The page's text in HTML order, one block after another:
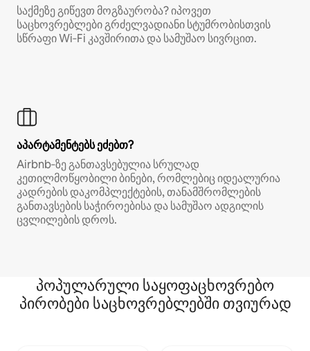
საქმეზე გიწევთ მოგზაურობა? იპოვეთ
საცხოვრებლები გრძელვადიანი სტუმრობისთვის
სწრაფი Wi‑Fi კავშირითა და სამუშაო სივრცით.
აპარტამენტებს ეძებთ?
Airbnb‑ზე განთავსებულია სრულად
კეთილმოწყობილი ბინები, რომლებიც იდეალურია
კადრების დაკომპლექტების, თანამშრომლების
განთავსების საჭიროებისა და სამუშაო ადგილის
ცვლილების დროს.
პოპულარული საყოფაცხოვრებო
პირობები საცხოვრებლებში თვიურად